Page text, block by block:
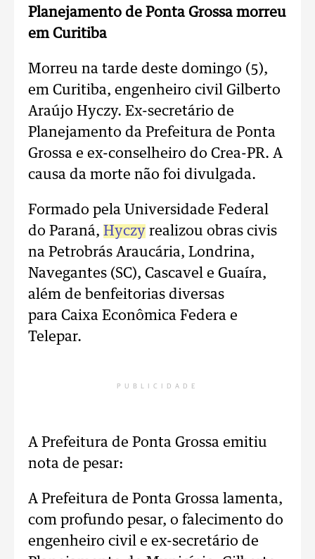
Planejamento de Ponta Grossa morreu
em Curitiba
Morreu na tarde deste domingo (5),
em Curitiba, engenheiro civil Gilberto
Araújo Hyczy. Ex-secretário de
Planejamento da Prefeitura de Ponta
Grossa e ex-conselheiro do Crea-PR. A
causa da morte não foi divulgada.
Formado pela Universidade Federal
do Paraná, Hyczy realizou obras civis
na Petrobrás Araucária, Londrina,
Navegantes (SC), Cascavel e Guaíra,
além de benfeitorias diversas
para Caixa Econômica Federa e
Telepar.
PUBLICIDADE
A Prefeitura de Ponta Grossa emitiu
nota de pesar:
A Prefeitura de Ponta Grossa lamenta,
com profundo pesar, o falecimento do
engenheiro civil e ex-secretário de